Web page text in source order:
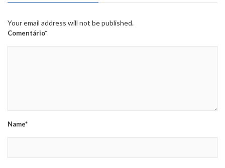
Your email address will not be published.
Comentário*
Name*